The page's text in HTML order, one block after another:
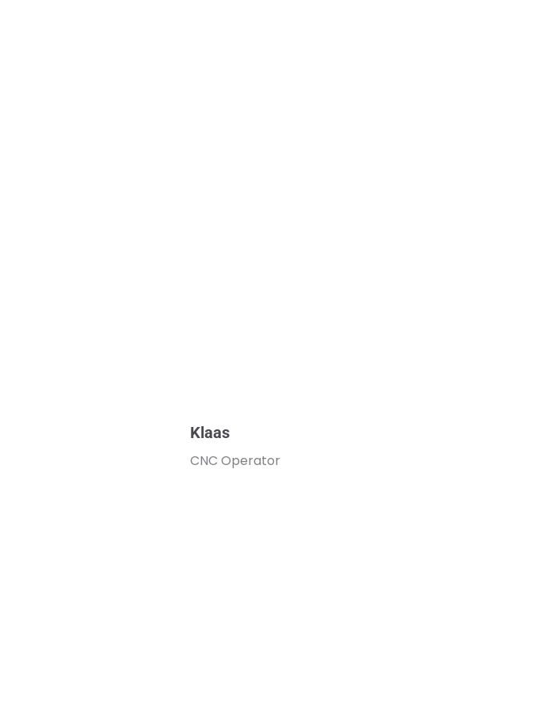
Klaas
CNC Operator